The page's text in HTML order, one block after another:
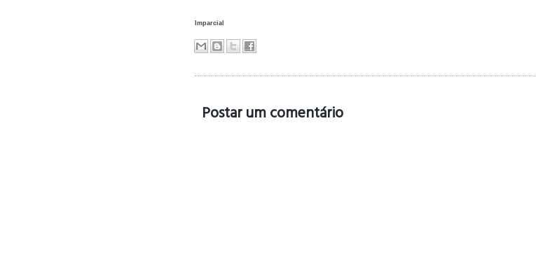
Imparcial
Postar um comentário